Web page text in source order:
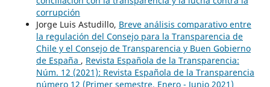
corrupción
Jorge Luis Astudillo, Breve análisis comparativo entre
la regulación del Consejo para la Transparencia de
Chile y el Consejo de Transparencia y Buen Gobierno
de España , Revista Española de la Transparencia:
Núm. 12 (2021): Revista Española de la Transparencia
número 12 (Primer semestre. Enero - Junio 2021)